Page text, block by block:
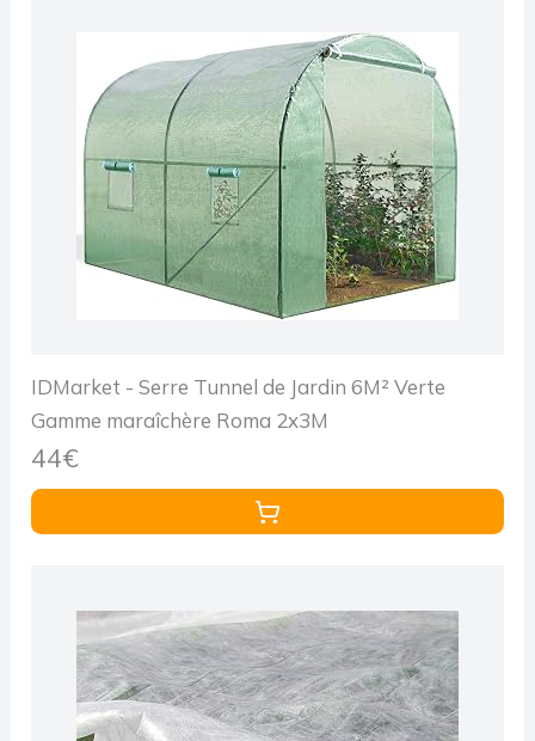
IDMarket - Serre Tunnel de Jardin 6M² Verte
Gamme maraîchère Roma 2x3M
44€